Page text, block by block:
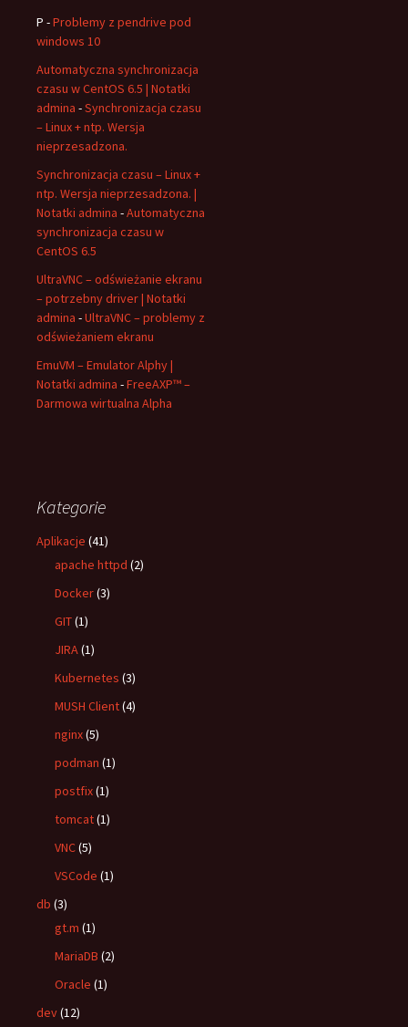
P -Problemy z pendrive pod
windows 10
Automatyczna synchronizacja
czasu w CentOS 6.5 | Notatki
admina -Synchronizacja czasu
– Linux + ntp. Wersja
nieprzesadzona.
Synchronizacja czasu – Linux +
ntp. Wersja nieprzesadzona. |
Notatki admina -Automatyczna
synchronizacja czasu w
CentOS 6.5
UltraVNC – odświeżanie ekranu
– potrzebny driver | Notatki
admina -UltraVNC – problemy z
odświeżaniem ekranu
EmuVM – Emulator Alphy |
Notatki admina -FreeAXP™ –
Darmowa wirtualna Alpha
Kategorie
Aplikacje (41)
apache httpd (2)
Docker(3)
GIT(1)
JIRA(1)
Kubernetes (3)
MUSH Client(4)
nginx(5)
podman (1)
postfix(1)
tomcat(1)
VNC(5)
VSCode (1)
db (3)
gt.m (1)
MariaDB (2)
Oracle (1)
dev(12)